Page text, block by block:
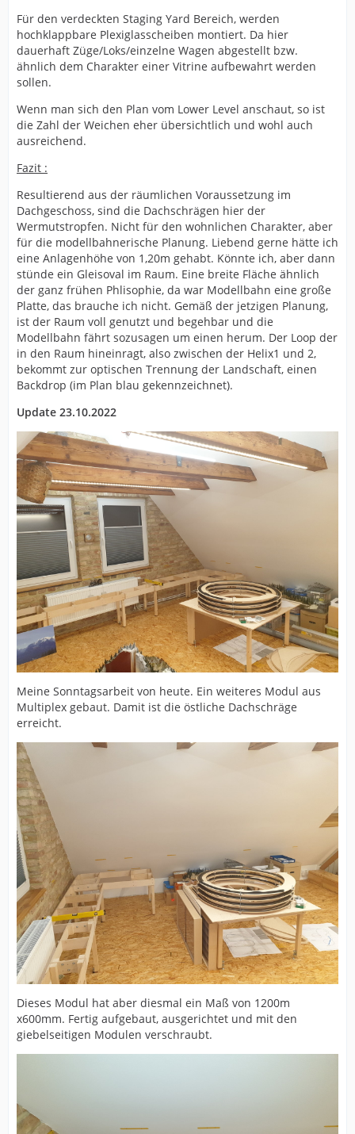
Für den verdeckten Staging Yard Bereich, werden
hochklappbare Plexiglasscheiben montiert. Da hier
dauerhaft Züge/Loks/einzelne Wagen abgestellt bzw.
ähnlich dem Charakter einer Vitrine aufbewahrt werden
sollen.
Wenn man sich den Plan vom Lower Level anschaut, so ist
die Zahl der Weichen eher übersichtlich und wohl auch
ausreichend.
Fazit :
Resultierend aus der räumlichen Voraussetzung im
Dachgeschoss, sind die Dachschrägen hier der
Wermutstropfen. Nicht für den wohnlichen Charakter, aber
für die modellbahnerische Planung. Liebend gerne hätte ich
eine Anlagenhöhe von 1,20m gehabt. Könnte ich, aber dann
stünde ein Gleisoval im Raum. Eine breite Fläche ähnlich
der ganz frühen Phlisophie, da war Modellbahn eine große
Platte, das brauche ich nicht. Gemäß der jetzigen Planung,
ist der Raum voll genutzt und begehbar und die
Modellbahn fährt sozusagen um einen herum. Der Loop der
in den Raum hineinragt, also zwischen der Helix1 und 2,
bekommt zur optischen Trennung der Landschaft, einen
Backdrop (im Plan blau gekennzeichnet).
Update 23.10.2022
Meine Sonntagsarbeit von heute. Ein weiteres Modul aus
Multiplex gebaut. Damit ist die östliche Dachschräge
erreicht.
Dieses Modul hat aber diesmal ein Maß von 1200m
x600mm. Fertig aufgebaut, ausgerichtet und mit den
giebelseitigen Modulen verschraubt.